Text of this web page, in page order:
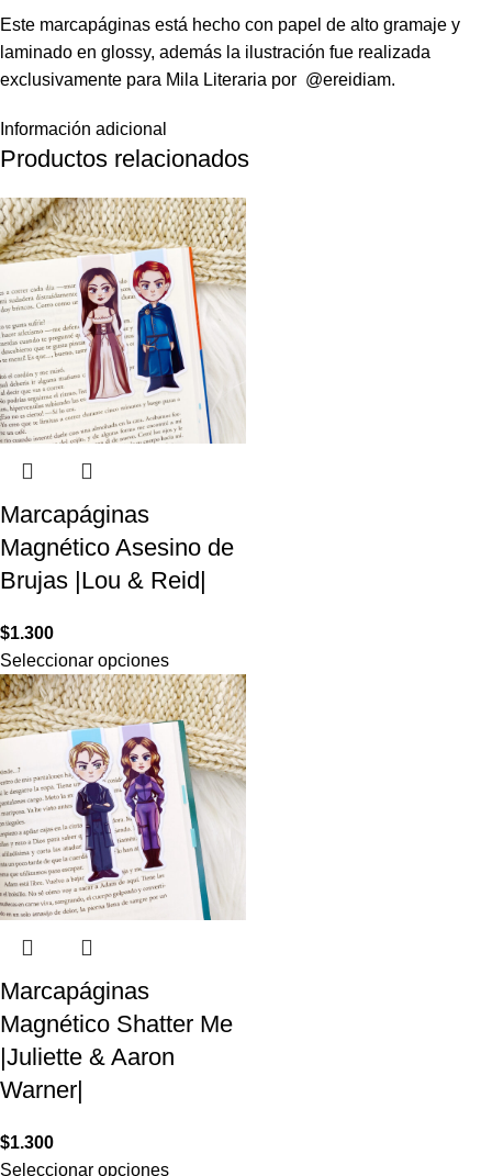
Este marcapáginas está hecho con papel de alto gramaje y
laminado en glossy, además la ilustración fue realizada
exclusivamente para Mila Literaria por @ereidiam.
Información adicional
Productos relacionados
Marcapáginas
Magnético Asesino de
Brujas |Lou & Reid|
$1.300
Seleccionar opciones
Marcapáginas
Magnético Shatter Me
|Juliette & Aaron
Warner|
$1.300
Seleccionar opciones